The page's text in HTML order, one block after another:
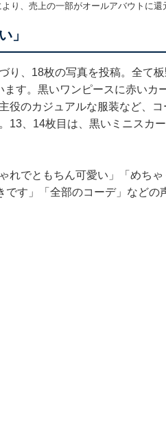
、売上の一部がオールアバウトに還
」
り、18枚の写真を投稿。全て
す。黒いワンピースに赤いカ
役のカジュアルな服装など、
13、14枚目は、黒いミニスカ
れでともちん可愛い」「めち
す」「全部のコーデ」などの